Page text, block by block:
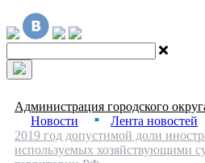
Администрация городского
Новости ■ Лента новостей
2019 год допустимой доли
используемых хозяйствующими